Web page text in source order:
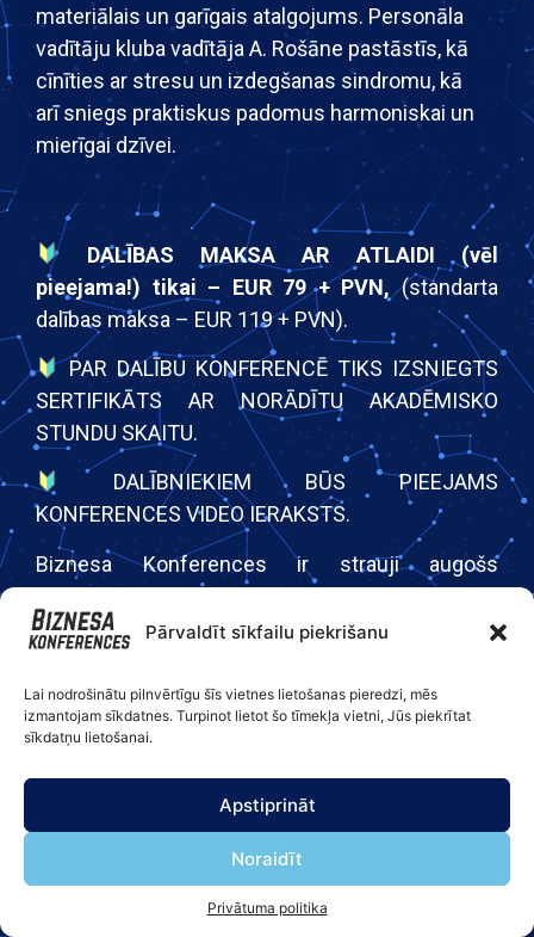
Pārvaldīt sīkfailu piekrišanu
Lai nodrošinātu pilnvērtīgu šīs vietnes lietošanas pieredzi, mēs
izmantojam sīkdatnes. Turpinot lietot šo tīmekļa vietni, Jūs piekrītat
sīkdatņu lietošanai.
Apstiprināt
Noraidīt
Privātuma politika
materiālais un garīgais atalgojums. Personāla
vadītāju kluba vadītāja A. Rošāne pastāstīs, kā
cīnīties ar stresu un izdegšanas sindromu, kā
arī sniegs praktiskus padomus harmoniskai un
mierīgai dzīvei.
DALĪBAS MAKSA AR ATLAIDI (vēl
pieejama!) tikai – EUR 79 + PVN, (standarta
dalības maksa – EUR 119 + PVN).
PAR DALĪBU KONFERENCĒ TIKS IZSNIEGTS
SERTIFIKĀTS AR NORĀDĪTU AKADĒMISKO
STUNDU SKAITU.
DALĪBNIEKIEM BŪS PIEEJAMS
KONFERENCES VIDEO IERAKSTS.
Biznesa Konferences ir strauji augošs
konferenču organizators, kura rīkotās vispārējās
un nozaru konferences tiešsaistē un klātienē
gada Biznesa Konferences organizējušas vairāk
nekā 45 konferences par dažādām biznesa
Speciālās cenas piedāvājums uzņēmumiem,
piesakot vairāk nekā 10 dalībniekus. Lai to
saņemtu, lūdzam sazināties ar konferences